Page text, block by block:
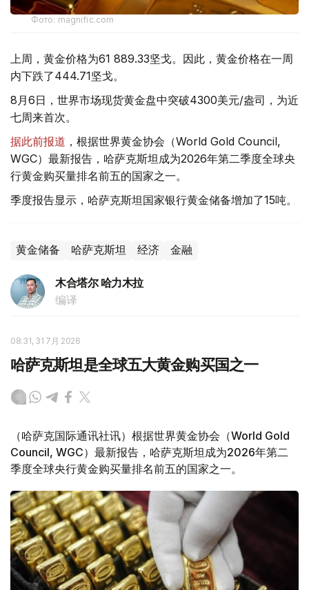
Фото: magnific.com
上周，黄金价格为61 889.33坚戈。因此，黄金价格在一周
内下跌了444.71坚戈。
8月6日，世界市场现货黄金盘中突破4300美元/盎司，为近
七周来首次。
据此前报道 ，根据世界黄金协会（World Gold Council,
WGC）最新报告，哈萨克斯坦成为2026年第二季度全球央
行黄金购买量排名前五的国家之一。
季度报告显示，哈萨克斯坦国家银行黄金储备增加了15吨。
黄金储备 哈萨克斯坦 经济 金融
木合塔尔 哈力木拉
编译
08:31, 31 7月 2026
哈萨克斯坦是全球五大黄金购买国之一
（哈萨克国际通讯社讯）根据世界黄金协会（World Gold
Council, WGC）最新报告，哈萨克斯坦成为2026年第二
季度全球央行黄金购买量排名前五的国家之一。